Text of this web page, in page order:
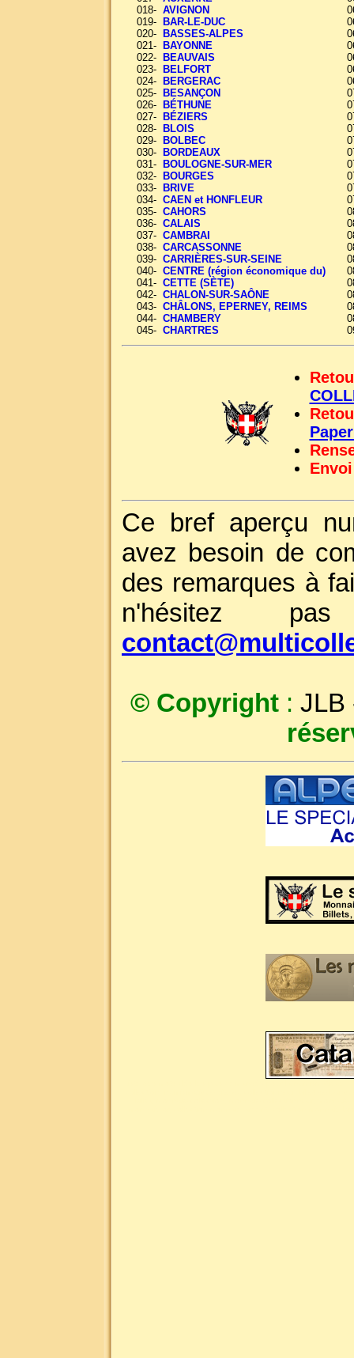
018- AVIGNON
019- BAR-LE-DUC
020- BASSES-ALPES
021- BAYONNE
022- BEAUVAIS
023- BELFORT
024- BERGERAC
025- BESANÇON
026- BÉTHUNE
027- BÉZIERS
028- BLOIS
029- BOLBEC
030- BORDEAUX
031- BOULOGNE-SUR-MER
032- BOURGES
033- BRIVE
034- CAEN et HONFLEUR
035- CAHORS
036- CALAIS
037- CAMBRAI
038- CARCASSONNE
039- CARRIÈRES-SUR-SEINE
040- CENTRE (région économique du)
041- CETTE (SÈTE)
042- CHALON-SUR-SAÔNE
043- CHÂLONS, EPERNEY, REIMS
044- CHAMBERY
045- CHARTRES
Ce bref aperçu
avez besoin de
des remarques à
n'hésitez
© Copyright : JLB